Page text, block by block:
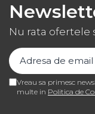
Nu rata
Vreau sa primesc
multe in Politica de